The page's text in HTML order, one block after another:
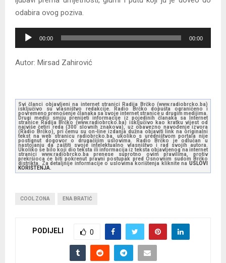
odabira ovog poziva.
u
d
a
e
00:00 00:00
Autor: Mirsad Zahirović
Svi članci objavljeni na internet stranici Radija Brčko (www.radiobrcko.ba)
isključivo su vlasništvo redakcije. Radio Brčko dopušta ograničeno i
povremeno prenošenje članaka sa svoje internet stranice u drugim medijima.
Drugi mediji smiju prenijeti informacije iz pojedinih članaka sa Internet
stranice Radija Brčko (www.radiobrcko.ba) isključivo kao kratku vijest od
najviše četiri reda (300 slovnih znakova), uz obavezno navođenje izvora
(Radio Brčko), pri čemu su on-line izdanja dužna objaviti link na originalni
tekst na web stranicu radiobrcko.ba, ukoliko s uredništvom portala nije
postignut dogovor o drugačijim uslovima. Radio Brčko je odlučan u
nastojanju da zaštiti svoje intelektualno vlasništvo i rad svojih autora.
Ukoliko se bilo koji dio teksta ili informacija iz teksta objavljenog na internet
stranici www.radiobrcko.ba prenese suprotno ovim pravilima, protiv
prekršioca će biti pokrenut pravni postupak pred Osnovnim sudom Brčko
distrikta. Za detaljnije informacije o uslovima korištenja kliknite na USLOVI
KORIŠTENJA.
COOL ZONA ENA BRATIĆ
PODIJELI 0